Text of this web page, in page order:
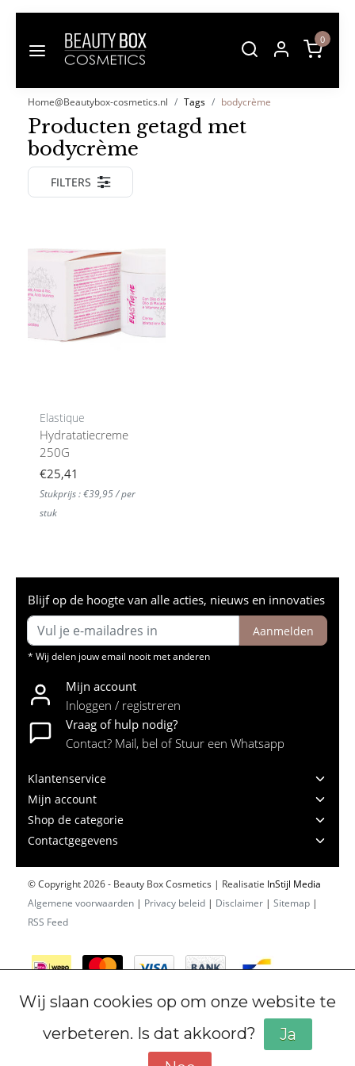
0
Home@Beautybox-cosmetics.nl Tags bodycrème
Producten getagd met
bodycrème
FILTERS
Elastique
Hydratatiecreme
250G
€25,41
Stukprijs : €39,95 / per
stuk
Blijf op de hoogte van alle acties, nieuws en innovaties
Aanmelden
* Wij delen jouw email nooit met anderen
Mijn account
Inloggen / registreren
Vraag of hulp nodig?
Contact? Mail, bel of Stuur een Whatsapp
Klantenservice
Mijn account
Shop de categorie
Contactgegevens
© Copyright 2026 - Beauty Box Cosmetics | Realisatie InStijl Media
Algemene voorwaarden | Privacy beleid | Disclaimer | Sitemap |
RSS Feed
Wij slaan cookies op om onze website te
verbeteren. Is dat akkoord?
Ja